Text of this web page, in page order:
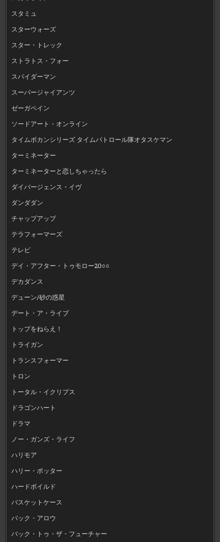
スタミュ
スターウォーズ
スター・トレック
ストラトス・フォー
スパイダーマン
スーパージャイアンツ
ゼーガペイン
ソードアート・オンライン
タイムボカンシリーズ タイムパトロール隊オタスケマン
ターミネーター
ターミネーターと恋しちゃったら
ダイバージェンス・イヴ
ダンダダン
チャップアップ
テラフォーマーズ
テレビ
デイ・アフター・トゥモロー20○○
デカダンス
デューン/砂の惑星
デート・ア・ライブ
トップをねらえ！
トライガン
トランスフォーマー
トロン
トータル・イクリプス
ドラゴンハート
ドラマ
ノー・ガンズ・ライフ
ハリモア
ハリー・ポッター
ハードボイルド
バスケットケース
バック・アロウ
バック・トゥ・ザ・フューチャー